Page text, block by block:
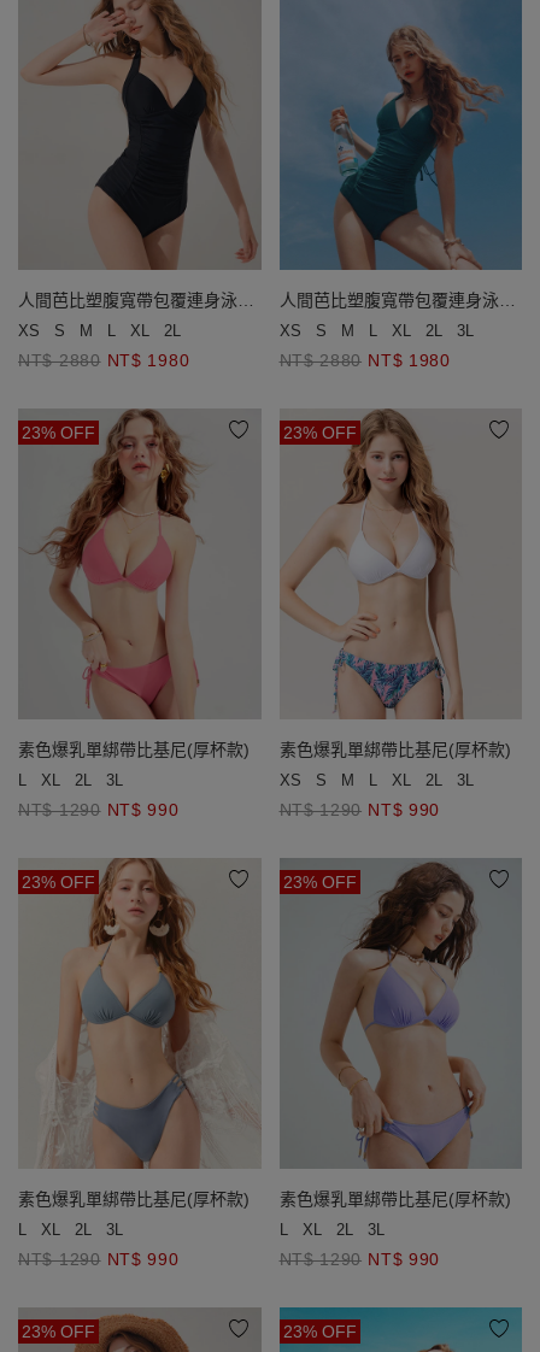
人間芭比塑腹寬帶包覆連身泳衣
(厚杯款)
XS S M L XL 2L
NT$ 2880 NT$ 1980
人間芭比塑腹寬帶包覆連身泳衣
(厚杯款)
XS S M L XL 2L 3L
NT$ 2880 NT$ 1980
23% OFF
素色爆乳單綁帶比基尼(厚杯款)
L XL 2L 3L
NT$ 1290 NT$ 990
23% OFF
素色爆乳單綁帶比基尼(厚杯款)
XS S M L XL 2L 3L
NT$ 1290 NT$ 990
23% OFF
素色爆乳單綁帶比基尼(厚杯款)
L XL 2L 3L
NT$ 1290 NT$ 990
23% OFF
素色爆乳單綁帶比基尼(厚杯款)
L XL 2L 3L
NT$ 1290 NT$ 990
23% OFF 23% OFF